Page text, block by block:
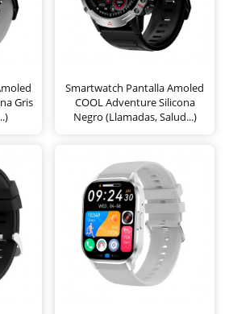
Gris
Smartwatch Pantalla Amoled
COOL Adventure Silicona
Negro (Llamadas, Salud...)